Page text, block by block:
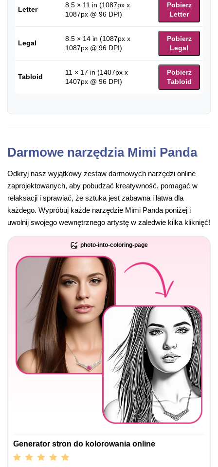
Letter
8.5 × 11 in (1087px x
1087px @ 96 DPI)
Pobierz
Letter
Legal
8.5 × 14 in (1087px x
1087px @ 96 DPI)
Pobierz
Legal
Tabloid
11 × 17 in (1407px x
1407px @ 96 DPI)
Pobierz
Tabloid
Darmowe narzędzia Mimi Panda
Odkryj nasz wyjątkowy zestaw darmowych narzędzi online
zaprojektowanych, aby pobudzać kreatywność, pomagać w
relaksacji i sprawiać, że sztuka jest zabawna i łatwa dla
każdego. Wypróbuj każde narzędzie Mimi Panda poniżej i
uwolnij swojego wewnętrznego artystę w zaledwie kilka kliknięć!
photo-into-coloring-page
Generator stron do kolorowania online